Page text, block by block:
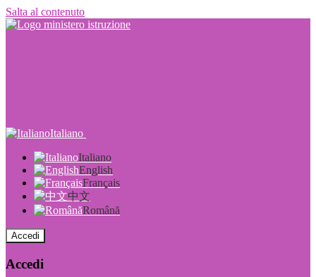
Salta al contenuto
Italiano
Italiano
English
Français
中文
Română
Accedi
Accedi